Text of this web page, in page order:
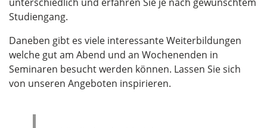
Studiengang.
Daneben gibt es viele interessante Weiterbildungen
welche gut am Abend und an Wochenenden in
Seminaren besucht werden können. Lassen Sie sich
von unseren Angeboten inspirieren.